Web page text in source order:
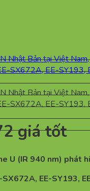
giá tốt
U (IR 940 nm) phát
EE-SY193,